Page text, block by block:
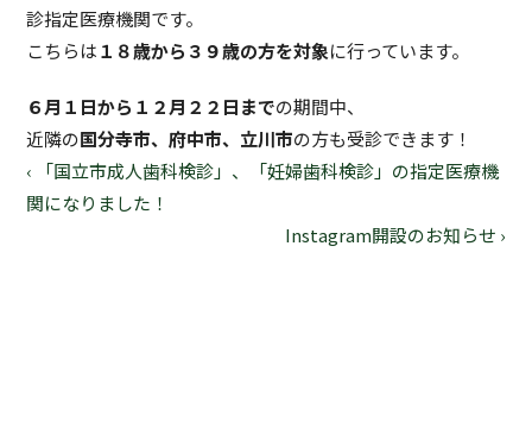
診指定医療機関です。
こちらは１８歳から３９歳の方を対象に行っています。
６月１日から１２月２２日までの期間中、
近隣の国分寺市、府中市、立川市の方も受診できます！
‹ 「国立市成人歯科検診」、「妊婦歯科検診」の指定医療機
関になりました！
Instagram開設のお知らせ ›